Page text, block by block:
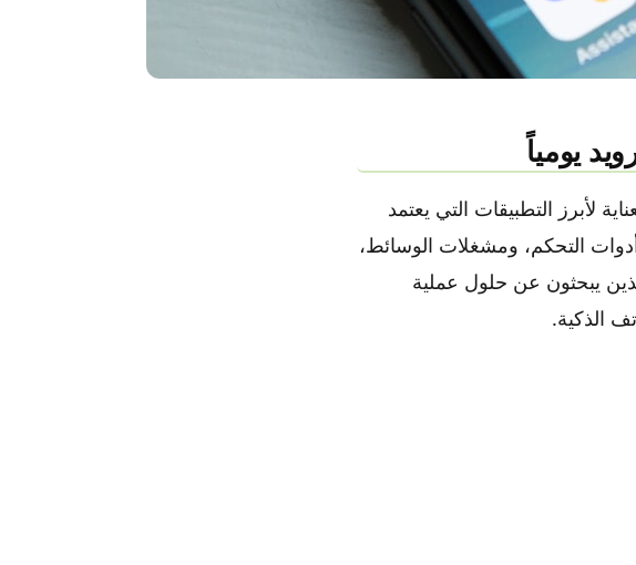
يومياً
لأبرز التطبيقات التي يعتمد
أدوات التحكم، ومشغلات الوسائط،
يبحثون عن حلول عملية
الذكية.